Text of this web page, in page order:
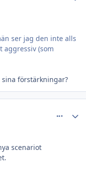
ser jag den inte alls
aggressiv (som
förstärkningar?
scenariot